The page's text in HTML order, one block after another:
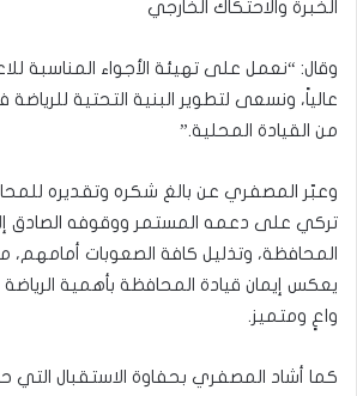
الخبرة والاحتكاك الخارجي
وقال: “نعمل على تهيئة الأجواء المناسبة
عالياً، ونسعى لتطوير البنية التحتية
من القيادة المحلية.”
وعبّر المصفري عن بالغ شكره وتقديره
تركي على دعمه المستمر ووقوفه الصادق
المحافظة، وتذليل كافة الصعوبات أمامهم،
يعكس إيمان قيادة المحافظة بأهمية
واعٍ ومتميز.
كما أشاد المصفري بحفاوة الاستقبال التي